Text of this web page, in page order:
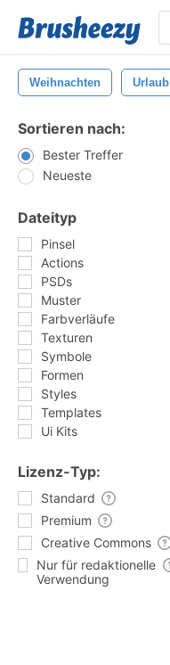
Weihnachten Urlaub
Sortieren nach:
Bester Treffer
Neueste
Dateityp
Pinsel
Actions
PSDs
Muster
Farbverläufe
Texturen
Symbole
Formen
Styles
Templates
Ui Kits
Lizenz-Typ:
Standard
Premium
Creative Commons
Nur für redaktionelle
Verwendung